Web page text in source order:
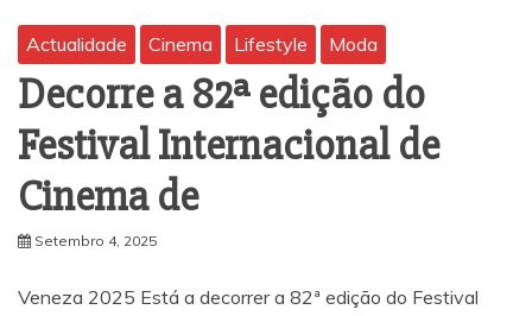
Actualidade Cinema Lifestyle Moda
Decorre a 82ª edição do
Festival Internacional de
Cinema de
Setembro 4, 2025
Veneza 2025 Está a decorrer a 82ª edição do Festival